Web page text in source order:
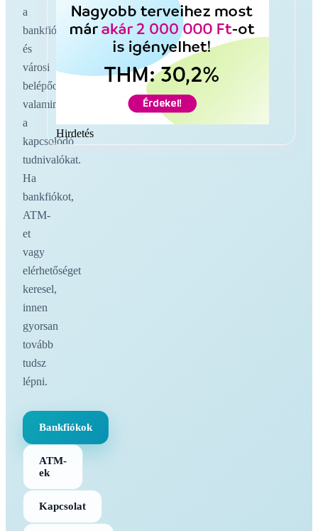
a
bankfiókokat
és
városi
belépőoldalakat,
valamint
a
kapcsolódó
tudnivalókat.
Ha
bankfiókot,
ATM-
et
vagy
elérhetőséget
keresel,
innen
gyorsan
tovább
tudsz
lépni.
Bankfiókok
ATM-
ek
Kapcsolat
Hirdetés